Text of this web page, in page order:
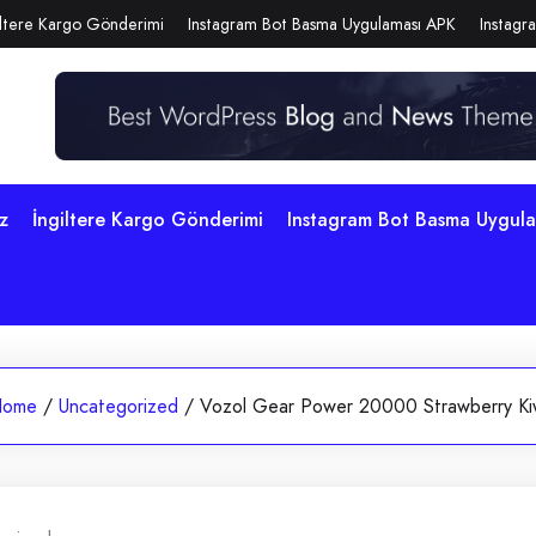
Kargo Gönderimi Instagram Bot Basma Uygulaması APK
İngiltere Kargo Gönderimi Instagram Bot Basma
/ Uncategorized / Vozol Gear Power 20000 Strawberry